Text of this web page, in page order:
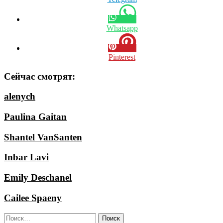
Whatsapp
Pinterest
Сейчас смотрят:
alenych
Paulina Gaitan
Shantel VanSanten
Inbar Lavi
Emily Deschanel
Cailee Spaeny
Найти: